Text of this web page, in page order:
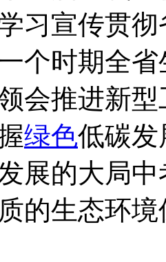
习宣传贯
个时期全
会推进新
绿色低碳发
展的大局
的生态环